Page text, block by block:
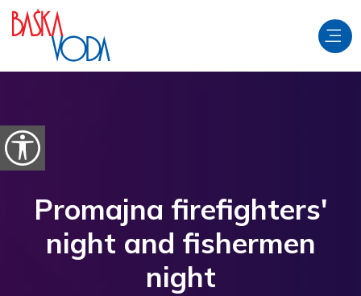
Przejdź do treści
Otwórz opcje ułatwień dostępu
Promajna firefighters'
night and fishermen
night